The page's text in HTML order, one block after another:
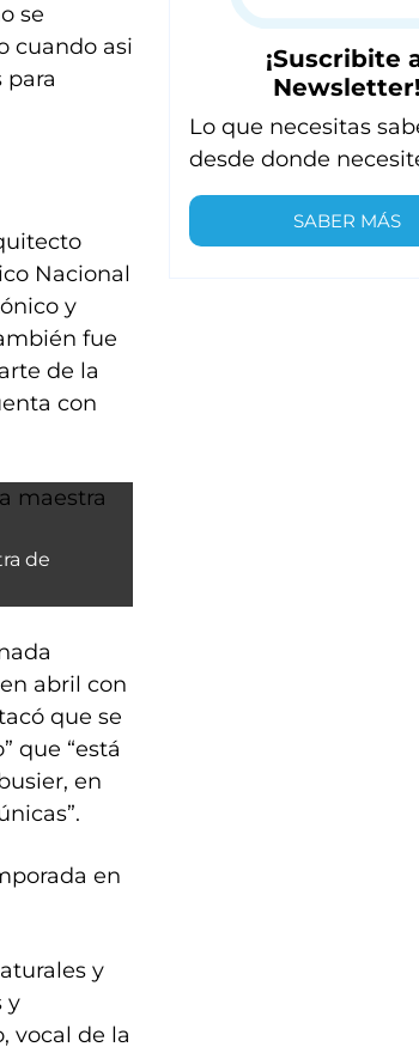
se
cuando asi
para
Nacional
y
fue
de la
con
de
abril con
que se
que “está
en
en
y
y
vocal de la
¡Suscribite
Newsletter!
Lo que necesitas
desde donde
SABER MÁS